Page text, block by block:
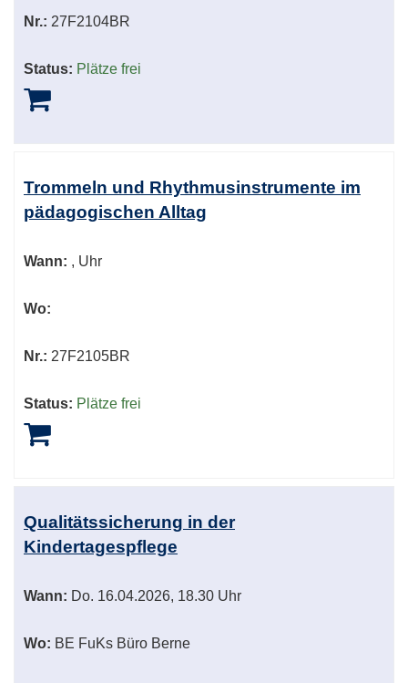
Nr.: 27F2104BR
Status: Plätze frei
Trommeln und Rhythmusinstrumente im
pädagogischen Alltag
Wann: , Uhr
Wo:
Nr.: 27F2105BR
Status: Plätze frei
Qualitätssicherung in der
Kindertagespflege
Wann: Do. 16.04.2026, 18.30 Uhr
Wo: BE FuKs Büro Berne